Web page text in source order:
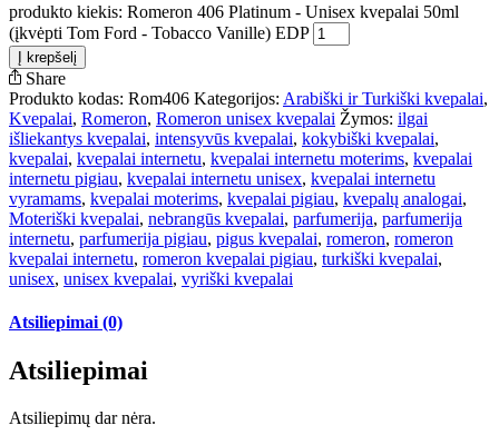
produkto kiekis: Romeron 406 Platinum - Unisex kvepalai 50ml
(įkvėpti Tom Ford - Tobacco Vanille) EDP
Į krepšelį
Share
Produkto kodas: Rom406 Kategorijos: Arabiški ir Turkiški kvepalai,
Kvepalai, Romeron, Romeron unisex kvepalai Žymos: ilgai
išliekantys kvepalai, intensyvūs kvepalai, kokybiški kvepalai,
kvepalai, kvepalai internetu, kvepalai internetu moterims, kvepalai
internetu pigiau, kvepalai internetu unisex, kvepalai internetu
vyramams, kvepalai moterims, kvepalai pigiau, kvepalų analogai,
Moteriški kvepalai, nebrangūs kvepalai, parfumerija, parfumerija
internetu, parfumerija pigiau, pigus kvepalai, romeron, romeron
kvepalai internetu, romeron kvepalai pigiau, turkiški kvepalai,
unisex, unisex kvepalai, vyriški kvepalai
Atsiliepimai (0)
Atsiliepimai
Atsiliepimų dar nėra.